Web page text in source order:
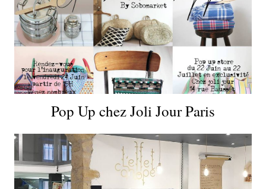
Pop Up chez Joli Jour Paris